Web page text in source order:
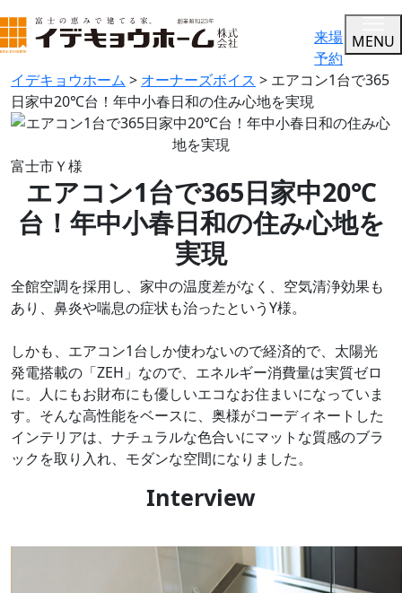
来場
予約
MENU
イデキョウホーム > オーナーズボイス > エアコン1台で365
日家中20℃台！年中小春日和の住み心地を実現
富士市Ｙ様
エアコン1台で365日家中20℃
台！年中小春日和の住み心地を
実現
全館空調を採用し、家中の温度差がなく、空気清浄効果も
あり、鼻炎や喘息の症状も治ったというY様。
しかも、エアコン1台しか使わないので経済的で、太陽光
発電搭載の「ZEH」なので、エネルギー消費量は実質ゼロ
に。人にもお財布にも優しいエコなお住まいになっていま
す。そんな高性能をベースに、奥様がコーディネートした
インテリアは、ナチュラルな色合いにマットな質感のブラ
ックを取り入れ、モダンな空間になりました。
Interview